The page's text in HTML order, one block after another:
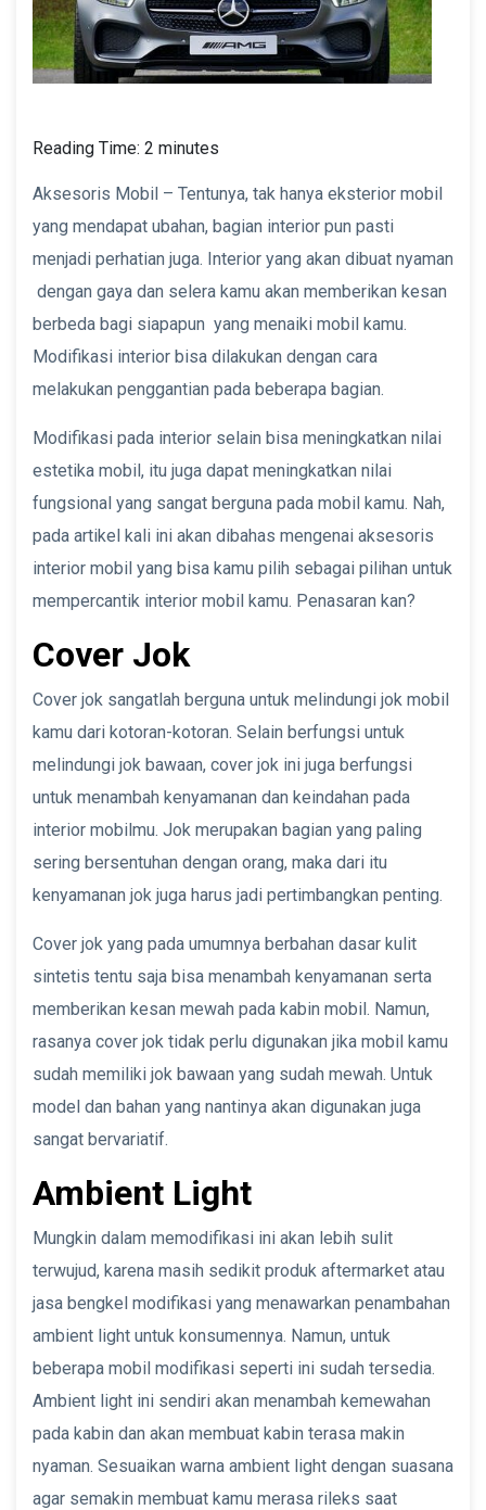
Reading Time: 2 minutes
Aksesoris Mobil – Tentunya, tak hanya eksterior mobil
yang mendapat ubahan, bagian interior pun pasti
menjadi perhatian juga. Interior yang akan dibuat nyaman
dengan gaya dan selera kamu akan memberikan kesan
berbeda bagi siapapun yang menaiki mobil kamu.
Modifikasi interior bisa dilakukan dengan cara
melakukan penggantian pada beberapa bagian.
Modifikasi pada interior selain bisa meningkatkan nilai
estetika mobil, itu juga dapat meningkatkan nilai
fungsional yang sangat berguna pada mobil kamu. Nah,
pada artikel kali ini akan dibahas mengenai aksesoris
interior mobil yang bisa kamu pilih sebagai pilihan untuk
mempercantik interior mobil kamu. Penasaran kan?
Cover Jok
Cover jok sangatlah berguna untuk melindungi jok mobil
kamu dari kotoran-kotoran. Selain berfungsi untuk
melindungi jok bawaan, cover jok ini juga berfungsi
untuk menambah kenyamanan dan keindahan pada
interior mobilmu. Jok merupakan bagian yang paling
sering bersentuhan dengan orang, maka dari itu
kenyamanan jok juga harus jadi pertimbangkan penting.
Cover jok yang pada umumnya berbahan dasar kulit
sintetis tentu saja bisa menambah kenyamanan serta
memberikan kesan mewah pada kabin mobil. Namun,
rasanya cover jok tidak perlu digunakan jika mobil kamu
sudah memiliki jok bawaan yang sudah mewah. Untuk
model dan bahan yang nantinya akan digunakan juga
sangat bervariatif.
Ambient Light
Mungkin dalam memodifikasi ini akan lebih sulit
terwujud, karena masih sedikit produk aftermarket atau
jasa bengkel modifikasi yang menawarkan penambahan
ambient light untuk konsumennya. Namun, untuk
beberapa mobil modifikasi seperti ini sudah tersedia.
Ambient light ini sendiri akan menambah kemewahan
pada kabin dan akan membuat kabin terasa makin
nyaman. Sesuaikan warna ambient light dengan suasana
agar semakin membuat kamu merasa rileks saat